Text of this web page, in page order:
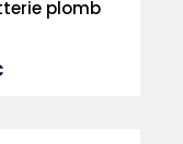
plomb